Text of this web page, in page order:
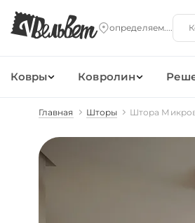
Ковры Ковролин
Главная Шторы Штора